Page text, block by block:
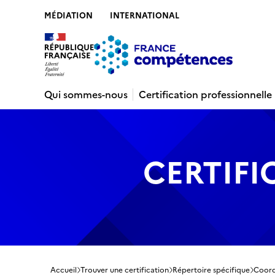
MÉDIATION INTERNATIONAL
Qui sommes-nous
Certification professionnelle
Accueil Trouver une certification Répertoire spécifique